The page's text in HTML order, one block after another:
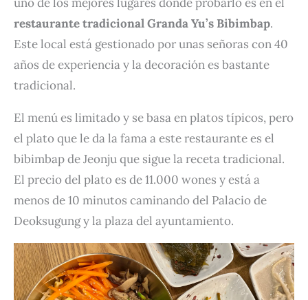
restaurante tradicional Granda Yu’s Bibimbap.
Este local está gestionado por unas señoras con 40
años de experiencia y la decoración es bastante
tradicional.
El menú es limitado y se basa en platos típicos, pero
el plato que le da la fama a este restaurante es el
bibimbap de Jeonju que sigue la receta tradicional.
El precio del plato es de 11.000 wones y está a
menos de 10 minutos caminando del Palacio de
Deoksugung y la plaza del ayuntamiento.